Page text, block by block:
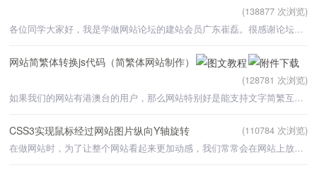
(138877 次浏览)
各位同学大家好，我是学做网站论坛的建站会员广东崔磊。很感谢论坛老师在我学习网站制作课程期间，对我的辅
网站简繁体转换js代码（简繁体网站制作）
(128781 次浏览)
如果我们的网站有港澳台的用户，那么网站特别好是能支持文字简繁互转，这样做能方便不同用户更好的阅读网站
CSS3实现鼠标经过网站图片纵向Y轴旋转
(110784 次浏览)
在做网站时，为了让整个网站看起来更加动感，我们常常会在网站上放一些特效。例如，当鼠标经过时网站图片纵